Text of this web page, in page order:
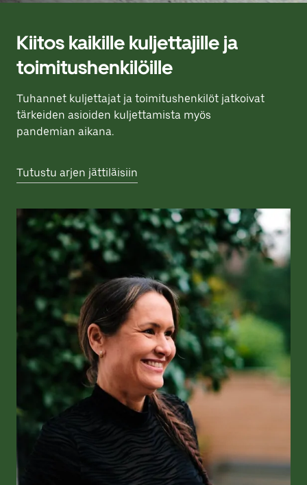
Kiitos kaikille kuljettajille ja
toimitushenkilöille
Tuhannet kuljettajat ja toimitushenkilöt jatkoivat
tärkeiden asioiden kuljettamista myös
pandemian aikana.
Tutustu arjen jättiläisiin